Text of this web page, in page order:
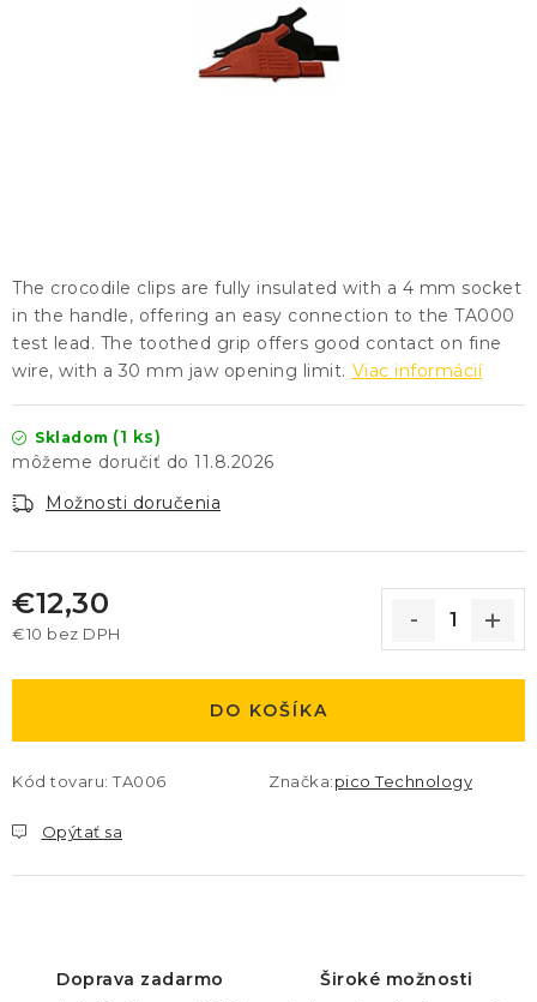
The crocodile clips are fully insulated with a 4 mm socket
in the handle, offering an easy connection to the TA000
test lead. The toothed grip offers good contact on fine
wire, with a 30 mm jaw opening limit. Viac informácií
Skladom (1 ks)
11.8.2026
Možnosti doručenia
€12,30
€10 bez DPH
DO KOŠÍKA
Kód tovaru: TA006 Značka:pico Technology
Opýtať sa
Doprava zadarmo Široké možnosti